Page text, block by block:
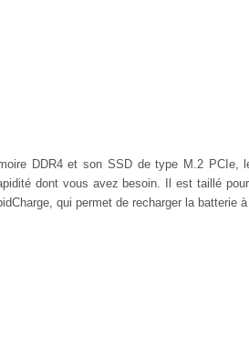
DDR4 et son SSD de type M.2 PCIe,
dont vous avez besoin. Il est taillé
qui permet de recharger la batterie